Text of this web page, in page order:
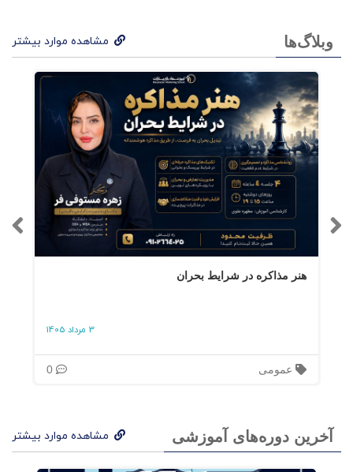
اگر به پول یا توجه نیاز نداشتید، چه می‌شد؟
لزومی ندارد بومی باشیدا
قداماتمان ارزش‌های واقعی ما را آشکار می‌کنند، نه
حرف‌هایمان
عنوانتان را حفظ کنید، وگرنه منقضی می‌شود
دلیل کاری که انجام می‌دهید چیست؟
دوست داشتن چیزی که قبلاً از آن متنفر بودم تو
شخصیت شما، آینده‌تان را پیش‌بینی می‌کند
وبلاگ‌ها مشاهده موارد بیشتر
هنر مذاکره در شرایط بحران
3 مرداد 1405
عمومی
آخرین دوره‌های آموزشی مشاهده موارد بیشتر